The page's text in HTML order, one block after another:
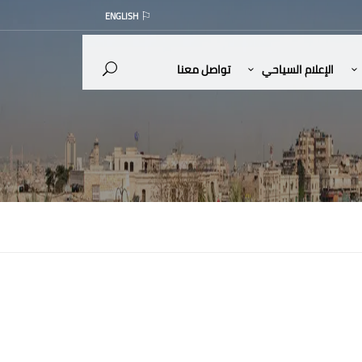
ENGLISH
الإعلام السياحي تواصل معنا